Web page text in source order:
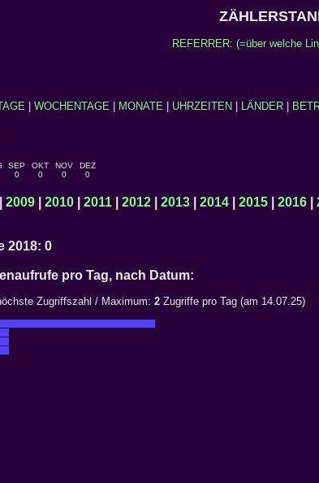
REFERRER: (=über welche
WOCHENTAGE MONATE UHRZEITEN LÄNDER
SEP
0
OKT
0
NOV
0
DEZ
0
2009 2010 2011 2012 2013 2014 2015 2016
2018: 0
pro Tag, nach Datum:
Zugriffszahl / Maximum: 2 Zugriffe pro Tag (am 14.07.25)